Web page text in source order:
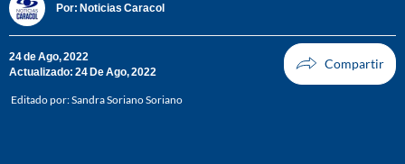
Por: Noticias Caracol
24 de Ago, 2022
Actualizado: 24 De Ago, 2022
Editado por:Sandra Soriano Soriano